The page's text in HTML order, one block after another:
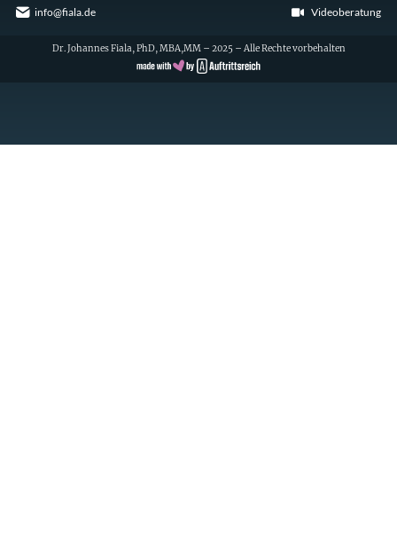
info@fiala.de
Videoberatung
Dr. Johannes Fiala, PhD, MBA,MM – 2025 – Alle Rechte vorbehalten